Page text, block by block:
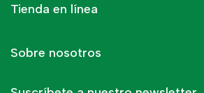
Tienda en línea
Sobre nosotros